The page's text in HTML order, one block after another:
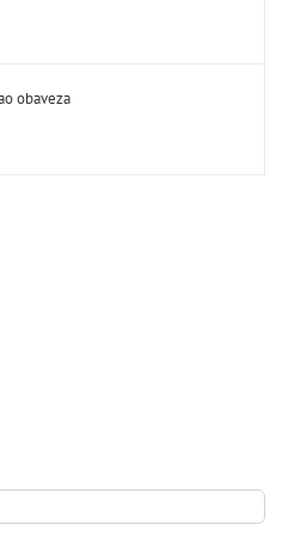
obaveza